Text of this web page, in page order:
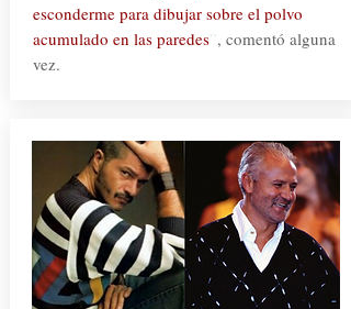
esconderme para dibujar sobre el polvo
acumulado en las paredes”, comentó alguna
vez.